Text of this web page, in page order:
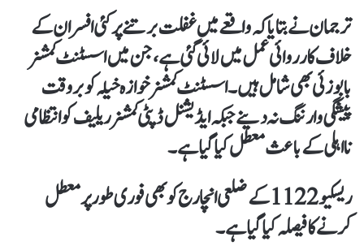
ترجمان نے بتایا کہ واقعے میں غفلت برتنے پر کئی افسران کے
خلاف کارروائی عمل میں لائی گئی ہے، جن میں اسسٹنٹ کمشنر
بابوزئی بھی شامل ہیں۔ اسسٹنٹ کمشنر خوازہ خیلہ کو بروقت
پیشگی وارننگ نہ دینے جبکہ ایڈیشنل ڈپٹی کمشنر ریلیف کو انتظامی
نااہلی کے باعث معطل کیا گیا ہے۔
ریسکیو 1122 کے ضلعی انچارج کو بھی فوری طور پر معطل
کرنے کا فیصلہ کیا گیا ہے۔